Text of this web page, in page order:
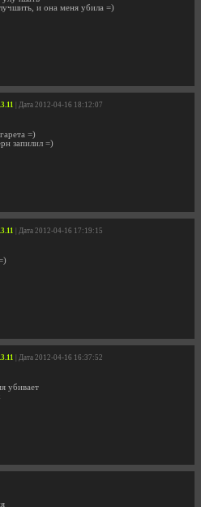
и она меня убила =)
| Дата 2012-04-16 18:12:07
=)
запилил =)
| Дата 2012-04-16 17:19:15
| Дата 2012-04-16 16:37:52
убивает